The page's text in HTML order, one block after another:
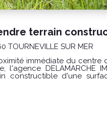
TOURNEVILLE SUR MER
immédiate du centre
l'agence DELAMARCHE
constructible d'une